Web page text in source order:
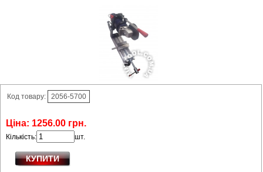
Код товару: 2056-5700
Ціна: 1256.00 грн.
Кількість: шт.